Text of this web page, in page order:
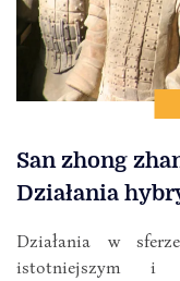
San zhong
Działania
Działania w
istotniejszym i